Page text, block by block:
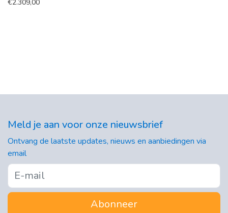
€2.309,00
Meld je aan voor onze nieuwsbrief
Ontvang de laatste updates, nieuws en aanbiedingen via
email
Abonneer